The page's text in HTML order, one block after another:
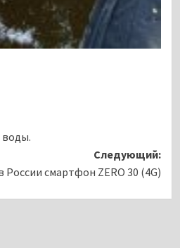
воды.
Следующий:
России смартфон ZERO 30 (4G)